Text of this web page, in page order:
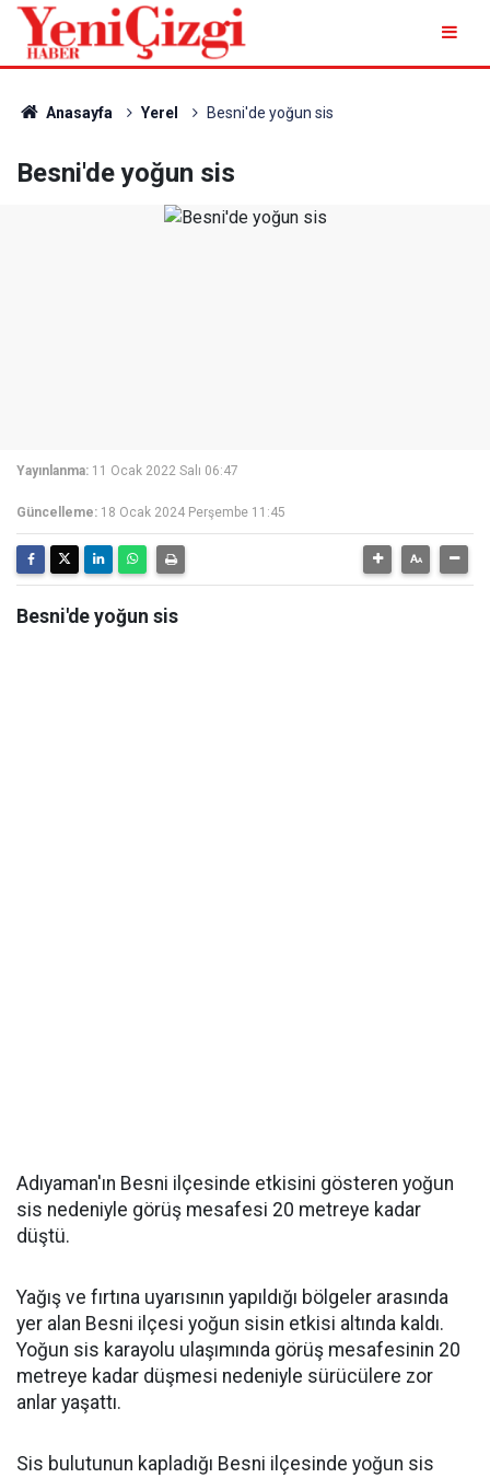
Anasayfa Yerel Besni'de yoğun sis
Besni'de yoğun sis
Yayınlanma: 11 Ocak 2022 Salı 06:47
Güncelleme: 18 Ocak 2024 Perşembe 11:45
Besni'de yoğun sis
Adıyaman'ın Besni ilçesinde etkisini gösteren yoğun
sis nedeniyle görüş mesafesi 20 metreye kadar
düştü.
Yağış ve fırtına uyarısının yapıldığı bölgeler arasında
yer alan Besni ilçesi yoğun sisin etkisi altında kaldı.
Yoğun sis karayolu ulaşımında görüş mesafesinin 20
metreye kadar düşmesi nedeniyle sürücülere zor
anlar yaşattı.
Sis bulutunun kapladığı Besni ilçesinde yoğun sis